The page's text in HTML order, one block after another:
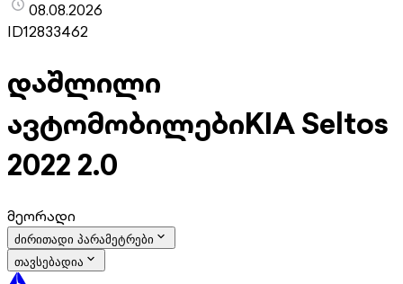
08.08.2026
ID12833462
დაშლილი
ავტომობილებიKIA Seltos
2022 2.0
მეორადი
ძირითადი პარამეტრები
თავსებადია